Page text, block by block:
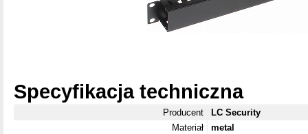
Specyfikacja techniczna
Producent
LC Security
Materiał
metal